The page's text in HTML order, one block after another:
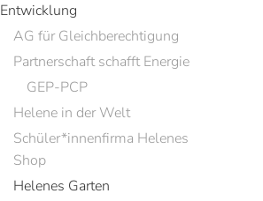
Entwicklung
AG für Gleichberechtigung
Partnerschaft schafft Energie
GEP-PCP
Helene in der Welt
Schüler*innenfirma Helenes
Shop
Helenes Garten